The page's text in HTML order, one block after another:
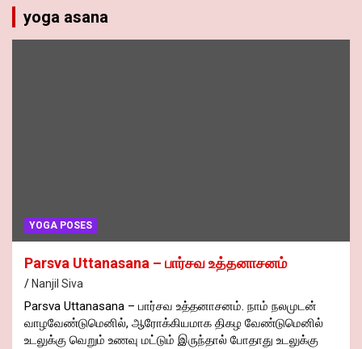
yoga asana
YOGA POSES
Parsva Uttanasana – பார்சவ உத்தனாசனம்
Nanjil Siva
Parsva Uttanasana – பார்சவ உத்தனாசனம். நாம் நலமுடன்
வாழவேண்டுமெனில், ஆரோக்கியமாக திகழ வேண்டுமெனில்
உடலுக்கு வெறும் உணவு மட்டும் இருந்தால் போதாது உடலுக்கு